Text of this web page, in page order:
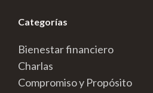
Categorías
Bienestar financiero
Charlas
Compromiso y Propósito